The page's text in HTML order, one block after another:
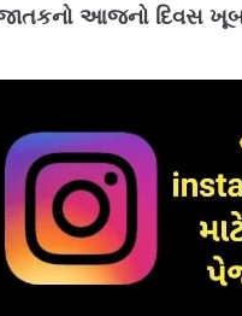
આજનો દિવસ